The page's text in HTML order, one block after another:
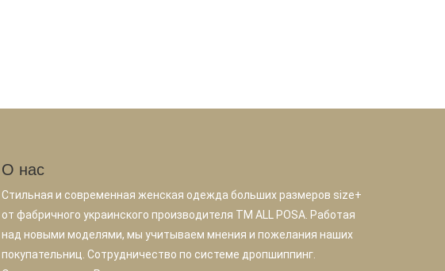
О нас
Стильная и современная женская одежда больших размеров size+
от фабричного украинского производителя TM ALL POSA. Работая
над новыми моделями, мы учитываем мнения и пожелания наших
покупательниц. Сотрудничество по системе дропшиппинг.